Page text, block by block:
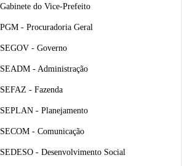
Gabinete do Vice-Prefeito
PGM - Procuradoria Geral
SEGOV - Governo
SEADM - Administração
SEFAZ - Fazenda
SEPLAN - Planejamento
SECOM - Comunicação
SEDESO - Desenvolvimento Social